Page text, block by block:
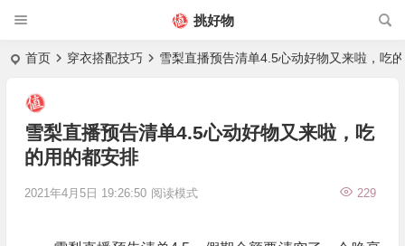
挑好物
首页 穿衣搭配技巧 雪梨直播预告清单4.5心动好物又来啦，吃
雪梨直播预告清单4.5心动好物又来啦，吃
的用的都安排
2021年4月5日 19:26:50 229
阅读模式